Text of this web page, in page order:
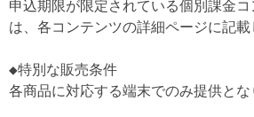
申込期限が限定されている個別課金
は、各コンテンツの詳細ページに記載
◆特別な販売条件